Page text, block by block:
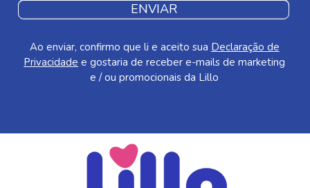
ENVIAR
Ao enviar, confirmo que li e aceito sua Declaração de
Privacidade e gostaria de receber e-mails de marketing
e / ou promocionais da Lillo